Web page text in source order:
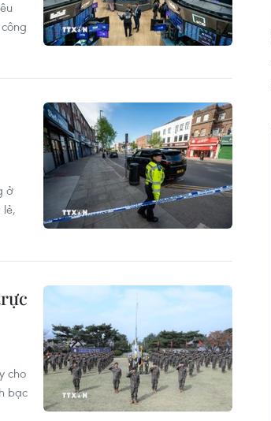
ở
lẻ,
cho
bạc